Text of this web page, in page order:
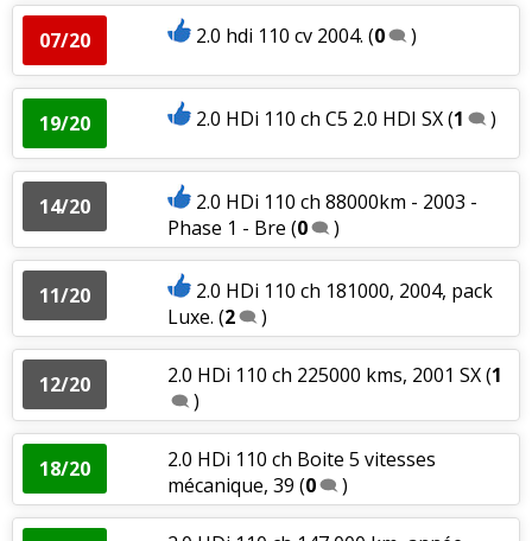
07/20 2.0 hdi 110 cv 2004. (0 )
19/20 2.0 HDi 110 ch C5 2.0 HDI SX(1 )
14/20
2.0 HDi 110 ch 88000km - 2003 -
Phase 1 - Bre (0 )
11/20
2.0 HDi 110 ch 181000, 2004, pack
Luxe. (2 )
12/20 2.0 HDi 110 ch 225000 kms, 2001 SX(1
)
18/20
2.0 HDi 110 ch Boite 5 vitesses
mécanique, 39 (0 )